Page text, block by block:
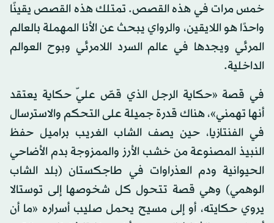
خمس مرات في هذه القصص. تمتلك هذه القصص يقينًا
واحدًا هو اللايقين، والرواي يبحث عن الأنا المهملة بالعالم
المرئي ويجدها في عالم السرد اللامرئي وبوح العوالم
الداخلية.
في قصة «حكاية الرجل الذي قصّ عليّ حكاية يعتقد
أنها تهمني»، هناك قدرة جميلة على التحكم والاسترسال
في الفنتازيا، حين يصف الشاب الغريب براميل حفظ
النبيذ المصنوعة من خشب الأرز والممزوجة بدم الأضاحي
الحيوانية ودم العذراوات في طاجكستان (بلد الشاب
الوهمي) وهي قصة تتحول كل شخوصها إلى توستالا
يروي حكايته، أو إلى مسيح يحمل صليب أسراره «ما أن